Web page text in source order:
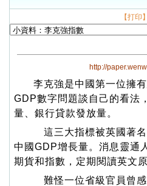
【打印】
http://
李克強是中國第一位擁
GDP數字問題談自己的看法
量、銀行貸款發放量。
這三大指標被英國著
中國GDP增長量。消息靈通
期貨和指數，定期閱讀英文
難怪一位省級官員曾